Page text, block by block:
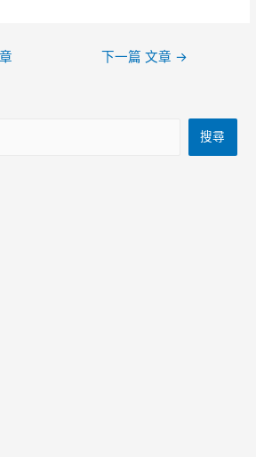
下一篇 文章 →
搜尋